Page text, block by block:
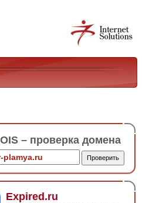
– проверка домена
Expired.ru